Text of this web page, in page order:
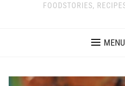
FOODSTORIES,
MENU